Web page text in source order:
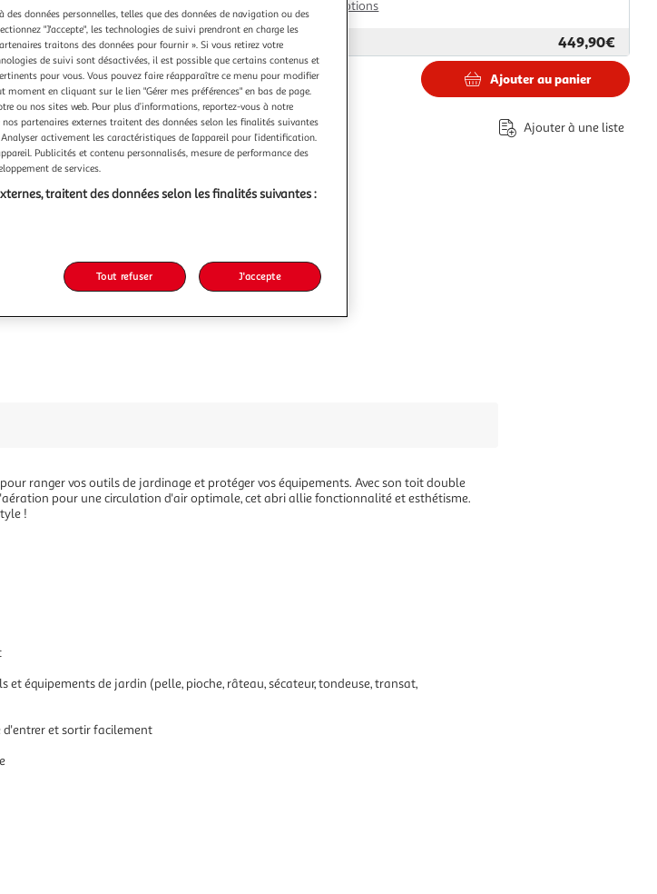
Plus d'options
Vendu parAosom 449,90€
449,90€
dont 7,08€ d'éco-part.
Ajouter au panier
Ajouter à une liste
ranger vos outils de jardinage et protéger vos équipements. Avec son toit double
pour une circulation d'air optimale, cet abri allie fonctionnalité et esthétisme.
!
équipements de jardin (pelle, pioche, râteau, sécateur, tondeuse, transat,
et sortir facilement
données personnelles, telles que des données de navigation ou des
"J'accepte", les technologies de suivi prendront en charge les
traitons des données pour fournir ». Si vous retirez votre
de suivi sont désactivées, il est possible que certains contenus et
pour vous. Vous pouvez faire réapparaître ce menu pour modifier
en cliquant sur le lien "Gérer mes préférences" en bas de page.
ou nos sites web. Pour plus d’informations, reportez-vous à notre
partenaires externes traitent des données selon les finalités suivantes
activement les caractéristiques de l’appareil pour l’identification.
Publicités et contenu personnalisés, mesure de performance des
de services.
traitent des données selon les finalités suivantes :
Tout refuser J'accepte